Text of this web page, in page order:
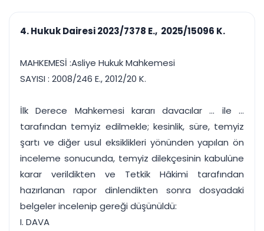
Duruşma ve görev
takvimi
Bildirim
Süreleri asla kaçırmayın
takibi
UYAP & UETS entegrasyonundan finansa, hepsi bir arada.
Tüm özellikleri inceleyin Ücretsiz Başlayın
4. Hukuk Dairesi 2023/7378 E., 2025/15096 K.
MAHKEMESİ :Asliye Hukuk Mahkemesi
SAYISI : 2008/246 E., 2012/20 K.
İlk Derece Mahkemesi kararı davacılar ... ile ...
tarafından temyiz edilmekle; kesinlik, süre, temyiz
şartı ve diğer usul eksiklikleri yönünden yapılan ön
inceleme sonucunda, temyiz dilekçesinin kabulüne
karar verildikten ve Tetkik Hâkimi tarafından
hazırlanan rapor dinlendikten sonra dosyadaki
belgeler incelenip gereği düşünüldü:
I. DAVA